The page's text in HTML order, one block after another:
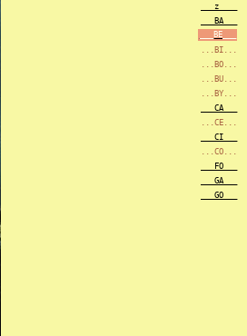
___z____
___BA___
___BE___
...BI...
...BO...
...BU...
...BY...
___CA___
...CE...
___CI___
...CO...
___FO___
___GA___
___GO___